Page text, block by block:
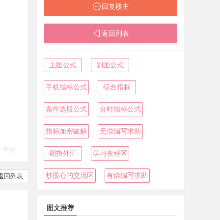
举报
回列表
回复楼主
返回列表
主图公式 副图公式
手机指标公式 综合指标
条件选股公式 分时指标公式
指标加密破解 无偿编写求助
期指外汇 学习教程区
炒股心的交流区 有偿编写求助
图文推荐